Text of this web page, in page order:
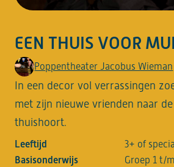
EEN THUIS VOOR
Poppentheater Jacobus Wieman
In een decor vol verrassingen
met zijn nieuwe vrienden naar
thuishoort.
Leeftijd
3+ of
Basisonderwijs
Groep 1 t/